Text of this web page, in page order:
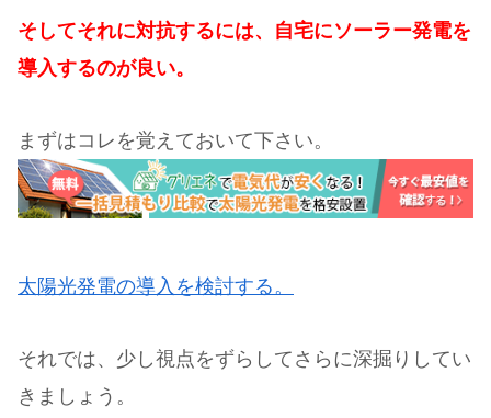
そしてそれに対抗するには、自宅にソーラー発電を
導入するのが良い。
まずはコレを覚えておいて下さい。
太陽光発電の導入を検討する。
それでは、少し視点をずらしてさらに深掘りしてい
きましょう。